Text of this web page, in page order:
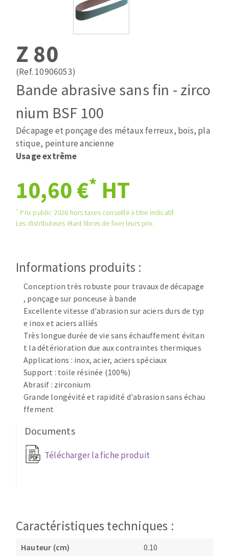
Pose des joints
Nettoyage
Fraises carbure
Fers et plaquettes
Lames de scie à ruban
ABRASIFS APPLIQUÉS
Disques auto-agrippant
Patins
Disques fibre et papier
Bandes abrasives
Cales à poncer et patins
Eponges abrasive
Plateaux supports
Disques abrasifs agglomérés
Meules d'ébarbage
TRAITEMENT DE SURFACE
Disques à lamelles
Meules sur tige
Brosses
Meules de tourets
Feutres à polir
Bandes sans fin
Rouleaux d'atelier
NETTOYAGE
Aspirateurs
MACHINES POUR LE TRAVAIL DU MÉTAL
Tronçonneuses
Scies à ruban
Perceuses
Perceuses magnétiques
Tourets
Z 80
(Ref. 10906053)
Bande abrasive sans fin - zirco
nium BSF 100
Décapage et ponçage des métaux ferreux, bois, pla
stique, peinture ancienne
Usage extrême
10,60 €* HT
* Prix public 2026 hors taxes conseillé à titre indicatif.
Les distributeurs étant libres de fixer leurs prix
Informations produits :
Conception très robuste pour travaux de décapage
, ponçage sur ponceuse à bande
Excellente vitesse d'abrasion sur aciers durs de typ
e inox et aciers alliés
Très longue durée de vie sans échauffement évitan
t la détérioration due aux contraintes thermiques
Applications : inox, acier, aciers spéciaux
Support : toile résinée (100%)
Abrasif : zirconium
Grande longévité et rapidité d'abrasion sans échau
ffement
Documents
Télécharger la fiche produit
Caractéristiques techniques :
Hauteur (cm)
0.10